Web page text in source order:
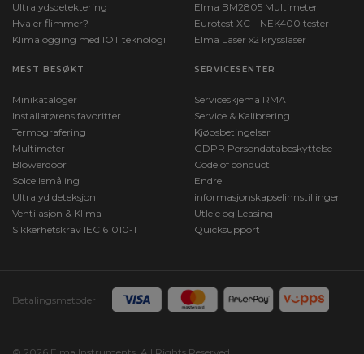
Ultralydsdetektering
Hva er flimmer?
Klimalogging med IOT teknologi
Elma BM2805 Multimeter
Eurotest XC – NEK400 tester
Elma Laser x2 krysslaser
MEST BESØKT
Minikataloger
Installatørens favoritter
Termografering
Multimeter
Blowerdoor
Solcellemåling
Ultralyd deteksjon
Ventilasjon & Klima
Sikkerhetskrav IEC 61010-1
SERVICESENTER
Serviceskjema RMA
Service & Kalibrering
Kjøpsbetingelser
GDPR Persondatabeskyttelse
Code of conduct
Endre
informasjonskapselinnstillinger
Utleie og Leasing
Quicksupport
Betalingsmetoder